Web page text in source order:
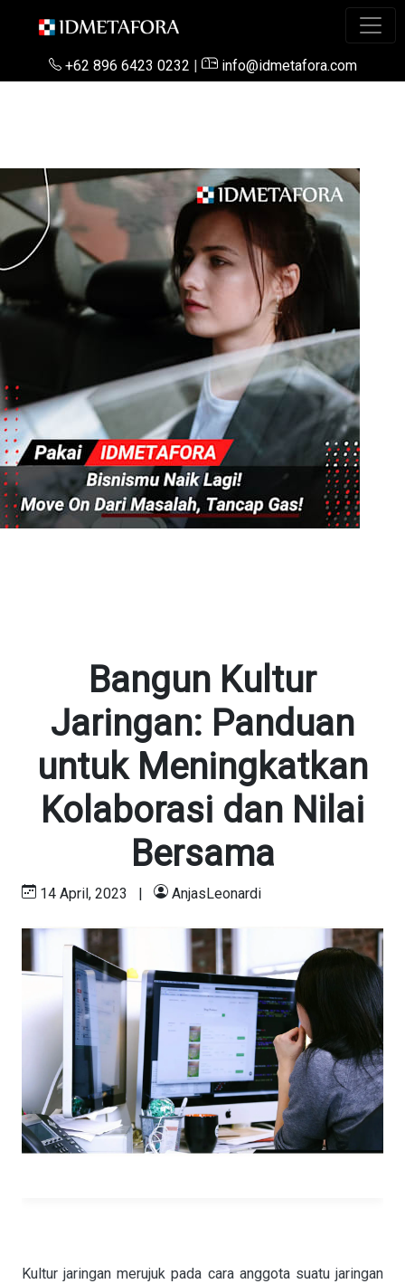
+62 896 6423 0232 | info@idmetafora.com
Bangun Kultur
Jaringan: Panduan
untuk Meningkatkan
Kolaborasi dan Nilai
Bersama
14 April, 2023 | AnjasLeonardi
Kultur jaringan merujuk pada cara anggota suatu jaringan